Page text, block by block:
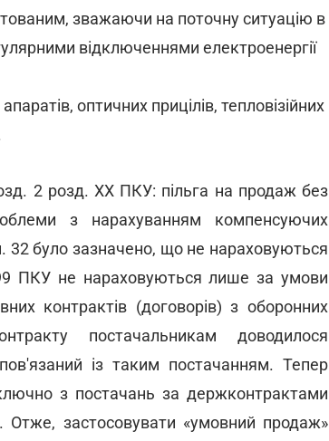
зважаючи на поточну ситуацію в
відключеннями електроенергії
оптичних прицілів, тепловізійних
2 розд. ХХ ПКУ: пільга на продаж без
з нарахуванням компенсуючих
32 було зазначено, що не нараховуються
ПКУ не нараховуються лише за умови
контрактів (договорів) з оборонних
постачальникам доводилося
із таким постачанням. Тепер
з постачань за держконтрактами
Отже, застосовувати «умовний продаж»